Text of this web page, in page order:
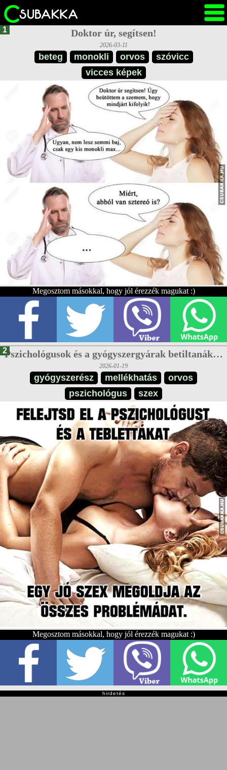
1 Doktor úr, segítsen!
2026-03-11
beteg monokli orvos
szóvicc
vicces képek
Megosztom másokkal, hogy jól érezzék magukat :)
2Pszichológusok és a gyógyszergyárak betiltanák…
2026-01-19
gyógyszerész mellékhatás
orvos
pszichológus
szex
Megosztom másokkal, hogy jól érezzék magukat :)
hirdetés